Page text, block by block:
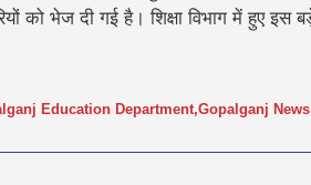
को भेज दी गई है। शिक्षा विभाग में हुए
Education Department,Gopalganj News